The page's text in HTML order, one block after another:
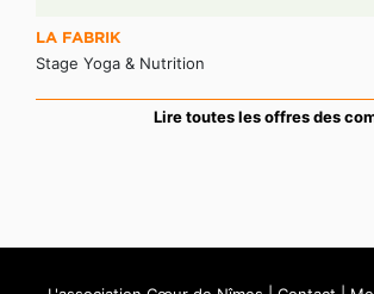
LA FABRIK
Stage Yoga & Nutrition
Lire toutes les offres des